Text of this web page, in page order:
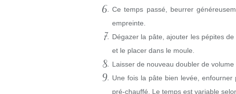
Ce temps passé, beurrer
empreinte.
Dégazer la pâte, ajouter les pépites
et le placer dans le moule.
Laisser de nouveau doubler de
Une fois la pâte bien levée,
pré-chauffé. Le temps est variable